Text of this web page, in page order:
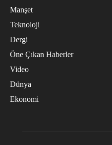
Manşet
Teknoloji
Dergi
Öne Çıkan Haberler
Video
Dünya
Ekonomi